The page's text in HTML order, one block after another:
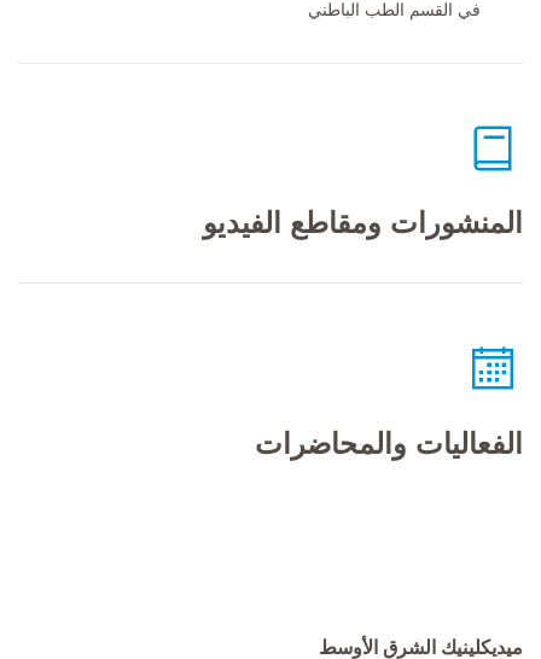
في القسم الطب الباطني
المنشورات ومقاطع الفيديو
الفعاليات والمحاضرات
ميديكلينيك الشرق الأوسط